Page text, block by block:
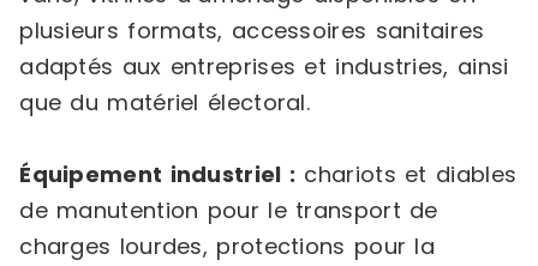
plusieurs formats, accessoires sanitaires
adaptés aux entreprises et industries, ainsi
que du matériel électoral.
Équipement industriel : chariots et diables
de manutention pour le transport de
charges lourdes, protections pour la